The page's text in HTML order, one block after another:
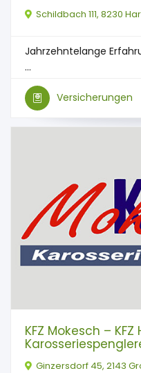
Schildbach 111, 8230
Jahrzehntelange
...
Versicherungen
KFZ Mokesch – KFZ
Ginzersdorf 45, 2143